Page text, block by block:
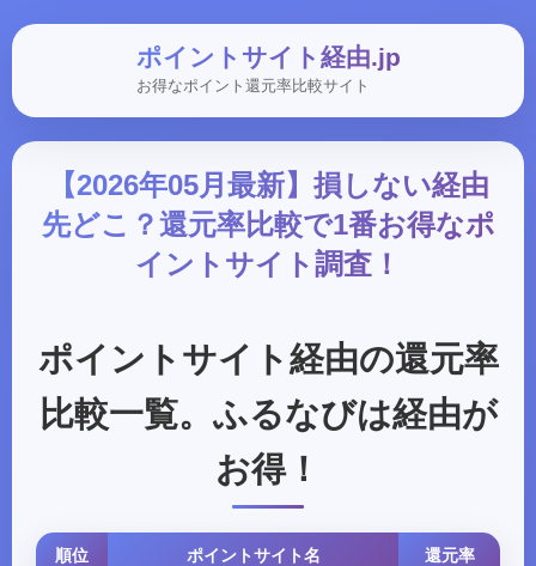
ポイントサイト経由.jp
お得なポイント還元率比較サイト
【2026年05月最新】損しない経由
先どこ？還元率比較で1番お得なポ
イントサイト調査！
ポイントサイト経由の還元率
比較一覧。ふるなびは経由が
お得！
順位 ポイントサイト名 還元率